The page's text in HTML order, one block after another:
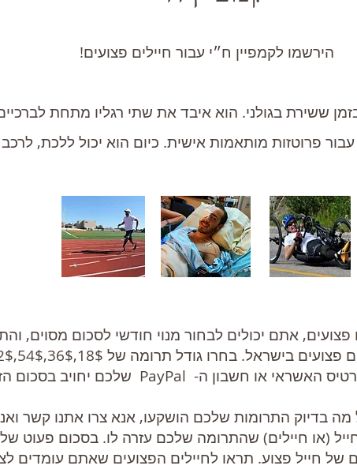
​הירשמו לקמפיין ח״י עבור חיילים פצועים!
פצועים, אתם יכולים לבחור מנוי חודשי לסכום מסוים,
מה בדיוק התרומות שלכם הושקעו, אנא צרו אתנו קשר
חייל פצוע. תראו לחיילים הפצועים שאתם עומדים